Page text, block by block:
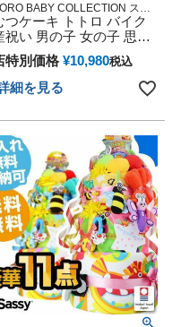
BABY COLLECTION スタ
ブリ アニメ キャラクター 出
御出産祝い 誕生日祝い
つケーキ トトロ バイク
祝い 男の子 女の子 思い
ちゃん 子供 出産 マタニ
マタニティフォト パパ
ベイビー お父さん お母
クリスマス ハロウィン
の節句 ひな祭り
特別価格 ¥10,980税込
細を見る